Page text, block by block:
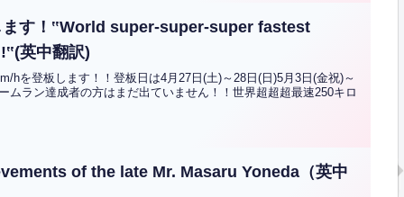
ます！‟World super-super-super fastest
英中翻訳)
hを登板します！！登板日は4月27日(土)～28日(日)5月3日(金祝)～
ムラン達成者の方はまだ出ていません！！世界超超超最速250キロ
of the late Mr. Masaru Yoneda（英中